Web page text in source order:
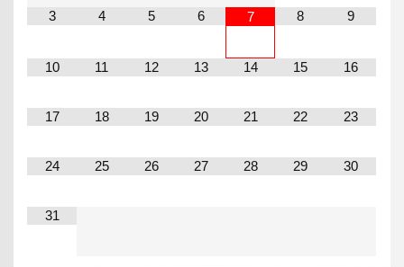
3 4 5 6 7 8 9
10 11 12 13 14 15 16
17 18 19 20 21 22 23
24 25 26 27 28 29 30
31